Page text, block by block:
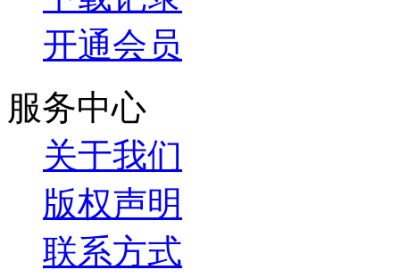
开通会员
服务中心
关于我们
版权声明
联系方式